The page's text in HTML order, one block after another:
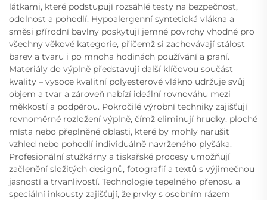
látkami, které podstupují rozsáhlé testy na bezpečnost,
odolnost a pohodlí. Hypoalergenní syntetická vlákna a
směsi přírodní bavlny poskytují jemné povrchy vhodné pro
všechny věkové kategorie, přičemž si zachovávají stálost
barev a tvaru i po mnoha hodinách používání a praní.
Materiály do výplně představují další klíčovou součást
kvality – vysoce kvalitní polyesterové vlákno udržuje svůj
objem a tvar a zároveň nabízí ideální rovnováhu mezi
měkkostí a podpěrou. Pokročilé výrobní techniky zajišťují
rovnoměrné rozložení výplně, čímž eliminují hrudky, ploché
místa nebo přeplněné oblasti, které by mohly narušit
vzhled nebo pohodlí individuálně navrženého plyšáka.
Profesionální stužkárny a tiskařské procesy umožňují
začlenění složitých designů, fotografií a textů s výjimečnou
jasností a trvanlivostí. Technologie tepelného přenosu a
speciální inkousty zajišťují, že prvky s osobním rázem